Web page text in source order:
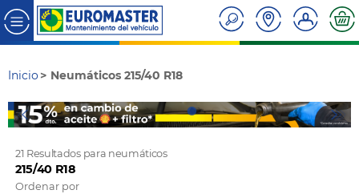
Inicio Neumáticos 215/40 R18
21 Resultados para neumáticos
215/40 R18
Ordenar por